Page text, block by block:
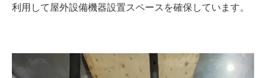
利用して屋外設備機器設置スペースを確保しています。